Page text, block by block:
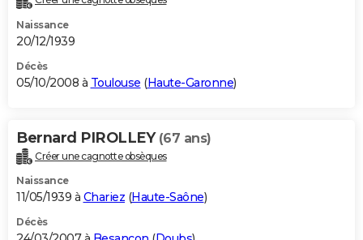
Naissance
20/12/1939
Décès
05/10/2008 à Toulouse (Haute-Garonne)
Bernard PIROLLEY (67 ans)
Créer une cagnotte obsèques
Naissance
11/05/1939 à Chariez (Haute-Saône)
Décès